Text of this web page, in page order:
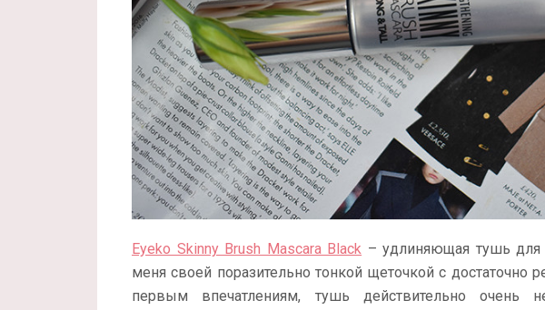
Eyeko Skinny Brush Mascara Black – удлиняющая тушь для
меня своей поразительно тонкой щеточкой с
первым впечатлениям, тушь действительно очень